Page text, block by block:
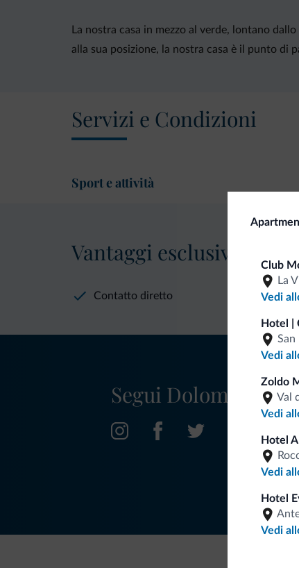
La nostra casa in mezzo al verde, lontano
alla sua posizione, la nostra casa è il punto di
Servizi e Condizioni
Sport e attività
Club
La
Vedi
Hotel |
San
Vedi
Zoldo
Val
Vedi
Hotel
Vedi
Hotel
Vedi
Vantaggi esclusivi
Contatto diretto
Segui Dolomiti.it